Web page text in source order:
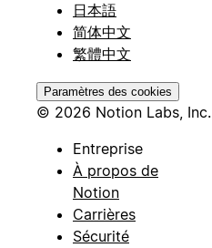
日本語
简体中文
繁體中文
Paramètres des cookies
© 2026 Notion Labs, Inc.
Entreprise
À propos de
Notion
Carrières
Sécurité